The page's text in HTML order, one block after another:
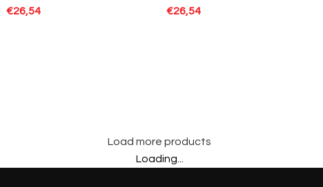
€26,54
€26,54
Load more products
Loading...